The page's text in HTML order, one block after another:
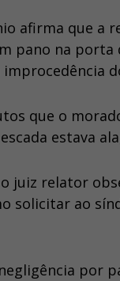
afirma que a
pano na
que o
estava
o juiz relator
solicitar ao
por